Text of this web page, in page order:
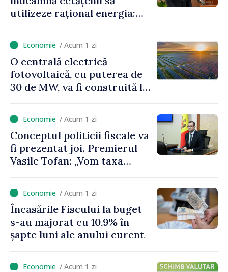
utilizeze rațional energia:
mari, trebuie să
economisim”/ Acum 1 zi
O centrală electrică
fotovoltaică, cu puterea de
30 de MW, va fi construită la
/ Acum 1 zi
Conceptul politicii fiscale va
fi prezentat joi. Premierul
Vasile Tofan: „Vom taxa
încuraja investițiile, vom
taxa mai mult viciile și
foarte atent vom uniformiza
anumite taxe”
/ Acum 1 zi
Încasările Fiscului la buget
s-au majorat cu 10,9% în
șapte luni ale anului curent
/ Acum 1 zi